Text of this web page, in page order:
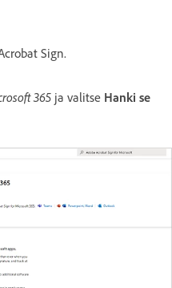
Sign.
365 ja valitse Hanki se